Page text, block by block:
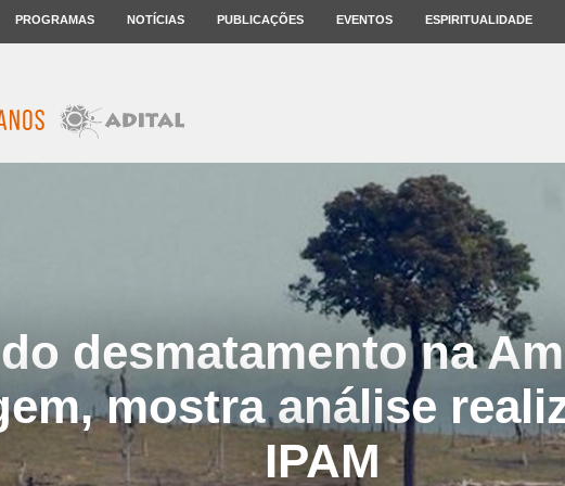
PROGRAMAS NOTÍCIAS PUBLICAÇÕES EVENTOS ESPIRITUALIDADE
desmatamento na
mostra análise
IPAM